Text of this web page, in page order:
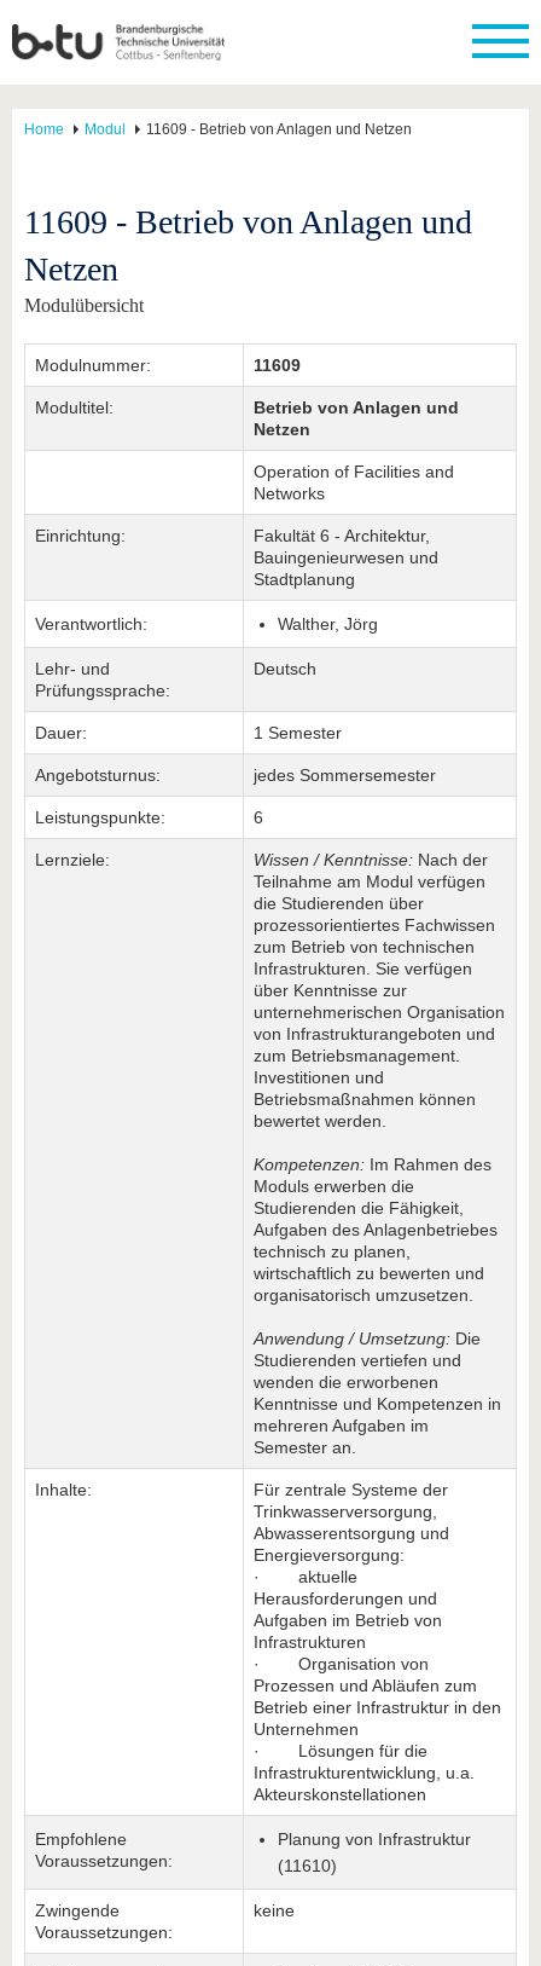
Home Modul 11609 - Betrieb von Anlagen und Netzen
11609 - Betrieb von Anlagen und
Netzen
Modulübersicht
Modulnummer: 11609
Modultitel:
Betrieb von Anlagen und
Netzen
Operation of Facilities and
Networks
Einrichtung:
Fakultät 6 - Architektur,
Bauingenieurwesen und
Stadtplanung
Verantwortlich: Walther, Jörg
Lehr- und
Prüfungssprache:
Deutsch
Dauer: 1 Semester
Angebotsturnus: jedes Sommersemester
Leistungspunkte: 6
Lernziele: Wissen / Kenntnisse: Nach der
Teilnahme am Modul verfügen
die Studierenden über
prozessorientiertes Fachwissen
zum Betrieb von technischen
Infrastrukturen. Sie verfügen
über Kenntnisse zur
unternehmerischen Organisation
von Infrastrukturangeboten und
zum Betriebsmanagement.
Investitionen und
Betriebsmaßnahmen können
bewertet werden.
Kompetenzen: Im Rahmen des
Moduls erwerben die
Studierenden die Fähigkeit,
Aufgaben des Anlagenbetriebes
technisch zu planen,
wirtschaftlich zu bewerten und
organisatorisch umzusetzen.
Anwendung / Umsetzung: Die
Studierenden vertiefen und
wenden die erworbenen
Kenntnisse und Kompetenzen in
mehreren Aufgaben im
Semester an.
Inhalte:
Für zentrale Systeme der
Trinkwasserversorgung,
Abwasserentsorgung und
Energieversorgung:
· aktuelle
Herausforderungen und
Aufgaben im Betrieb von
Infrastrukturen
· Organisation von
Prozessen und Abläufen zum
Betrieb einer Infrastruktur in den
Unternehmen
· Lösungen für die
Infrastrukturentwicklung, u.a.
Akteurskonstellationen
Empfohlene
Voraussetzungen:
Planung von Infrastruktur
(11610)
Zwingende
Voraussetzungen:
keine